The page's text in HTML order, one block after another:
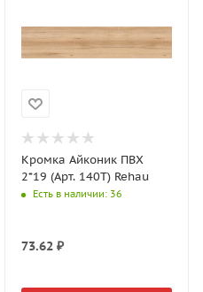
Кромка Айконик ПВХ
2*19 (Арт. 140Т) Rehau
Есть в наличии: 36
73.62₽